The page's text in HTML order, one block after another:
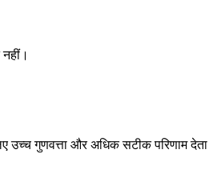
गुणवत्ता और अधिक सटीक परिणाम देता